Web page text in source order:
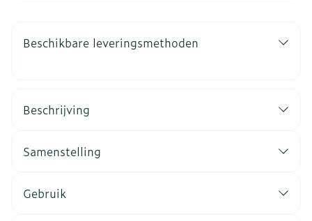
Beschikbare leveringsmethoden
Beschrijving
Samenstelling
Gebruik